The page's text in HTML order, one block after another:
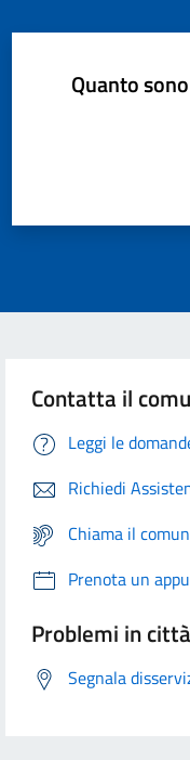
Quanto
Contatta il
Leggi le
Richiedi
Chiama il
Prenota un
Problemi in città
Segnala